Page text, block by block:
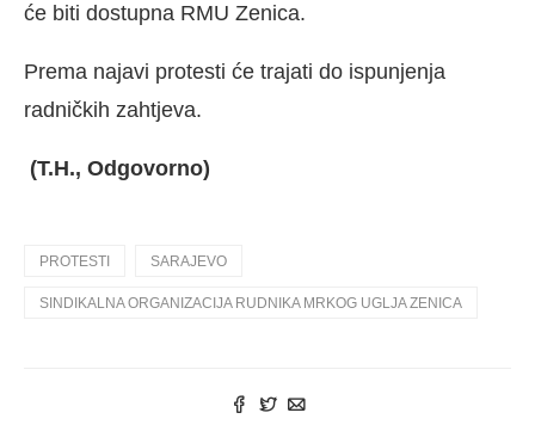
će biti dostupna RMU Zenica.
Prema najavi protesti će trajati do ispunjenja
radničkih zahtjeva.
(T.H., Odgovorno)
PROTESTI SARAJEVO
SINDIKALNA ORGANIZACIJA RUDNIKA MRKOG UGLJA ZENICA